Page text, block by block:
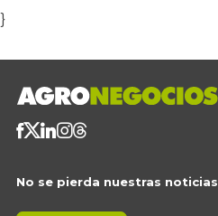
}
No se pierda nuestras noticias